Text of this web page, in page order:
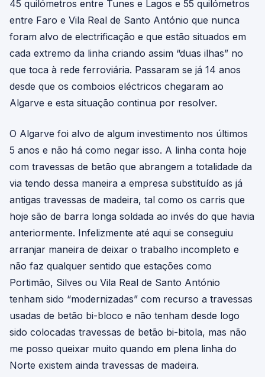
45 quilómetros entre Tunes e Lagos e 55 quilómetros
entre Faro e Vila Real de Santo António que nunca
foram alvo de electrificação e que estão situados em
cada extremo da linha criando assim “duas ilhas” no
que toca à rede ferroviária. Passaram se já 14 anos
desde que os comboios eléctricos chegaram ao
Algarve e esta situação continua por resolver.
O Algarve foi alvo de algum investimento nos últimos
5 anos e não há como negar isso. A linha conta hoje
com travessas de betão que abrangem a totalidade da
via tendo dessa maneira a empresa substituído as já
antigas travessas de madeira, tal como os carris que
hoje são de barra longa soldada ao invés do que havia
anteriormente. Infelizmente até aqui se conseguiu
arranjar maneira de deixar o trabalho incompleto e
não faz qualquer sentido que estações como
Portimão, Silves ou Vila Real de Santo António
tenham sido “modernizadas” com recurso a travessas
usadas de betão bi-bloco e não tenham desde logo
sido colocadas travessas de betão bi-bitola, mas não
me posso queixar muito quando em plena linha do
Norte existem ainda travessas de madeira.